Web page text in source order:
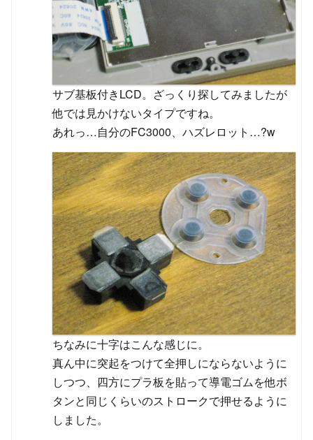
サブ基板付きLCD。ざっくり探してみましたが
他では見かけないタイプですね。
あれっ…自分のFC3000、ハズレロット…?w
ちなみに十字はこんな感じに。
真ん中に突起をつけて全押しにならないように
しつつ、四方にプラ板を貼って導電ゴムを他ボ
タンと同じくらいのストロークで押せるように
しました。